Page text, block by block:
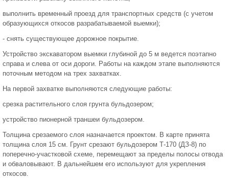
выполнить временный проезд для транспортных средств (с учетом
образующихся откосов разрабатываемой выемки);
- снять существующее дорожное покрытие.
Устройство экскаватором выемки глубиной до 5 м ведется поэтапно
справа и слева от оси дороги. Работы на каждом этапе выполняются
поточным методом на трех захватках.
На первой захватке выполняются следующие работы:
срезка растительного слоя грунта бульдозером;
устройство пионерной траншеи бульдозером.
Толщина срезаемого слоя назначается проектом. В карте принята
толщина слоя 15 см. Грунт срезают бульдозером Т-170 (ДЗ-8) по
поперечно-участковой схеме, перемещают за пределы полосы отвода
и обваловывают. В дальнейшем его используют для укрепления
откосов.